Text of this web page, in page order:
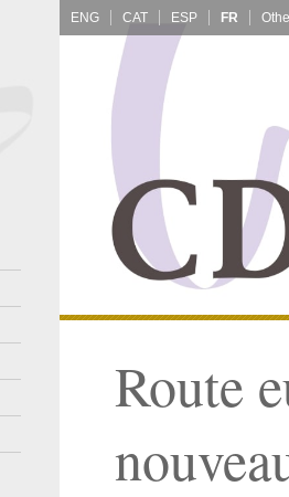
ENG CAT ESP FR
Route